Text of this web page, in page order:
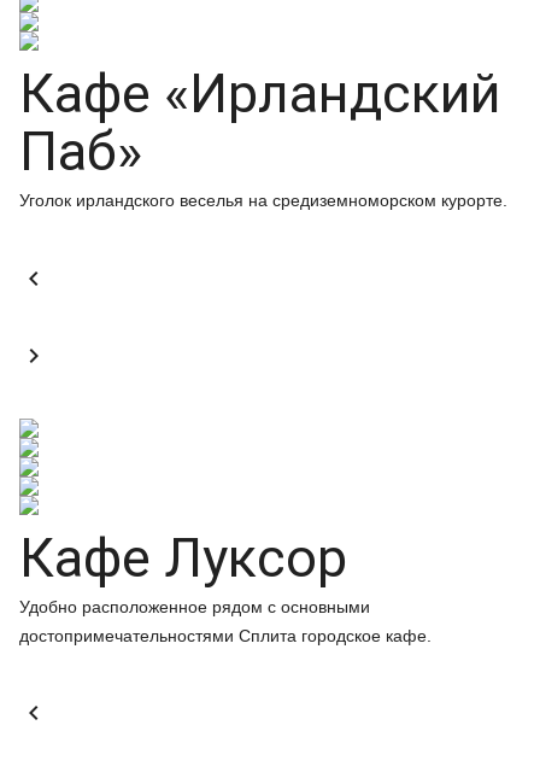
Кафе «Ирландский
Паб»
Уголок ирландского веселья на средиземноморском курорте.


Кафе Луксор
Удобно расположенное рядом с основными
достопримечательностями Сплита городское кафе.
